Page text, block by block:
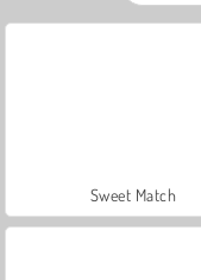
Sweet Match